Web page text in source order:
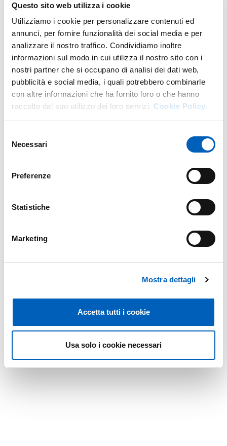
Questo sito web utilizza i cookie
Utilizziamo i cookie per personalizzare contenuti ed
annunci, per fornire funzionalità dei social media e per
analizzare il nostro traffico. Condividiamo inoltre
informazioni sul modo in cui utilizza il nostro sito con i
nostri partner che si occupano di analisi dei dati web,
pubblicità e social media, i quali potrebbero combinarle
con altre informazioni che ha fornito loro o che hanno
raccolto dal suo utilizzo dei loro servizi. Cookie Policy.
delNecessari
Preferenze
Statistiche
Marketing
Mostra dettagli
Accetta tutti i cookie
Usa solo i cookie necessari
Mappa
+
−
Leaflet